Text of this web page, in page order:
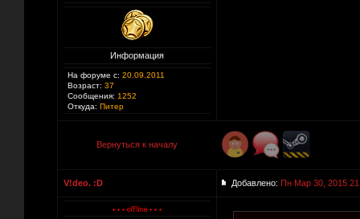
Информация
На форуме с: 20.09.2011
Возраст: 37
Сообщения: 1252
Откуда: Питер
Вернуться к началу
V!deo. :D Добавлено: Пн Мар 30, 2015